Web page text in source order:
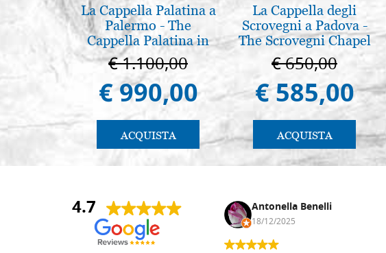
La Cappella Palatina a
Palermo - The
Cappella Palatina in
Palermo
€ 1.100,00
€ 990,00
ACQUISTA
La Cappella degli
Scrovegni a Padova -
The Scrovegni Chapel
in Padua
€ 650,00
€ 585,00
ACQUISTA
4.7
Andrea Monguzzi Antonella Benelli
18/12/2025